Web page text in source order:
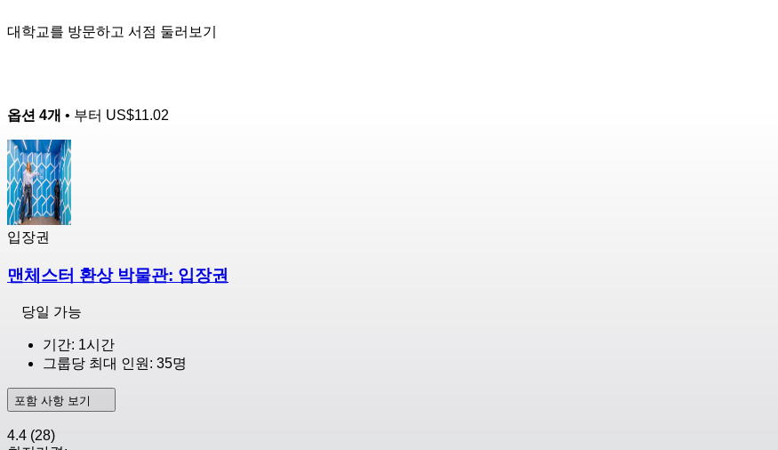
대학교를 방문하고 서점 둘러보기
옵션 4개 • 부터 US$11.02
입장권
맨체스터 환상 박물관: 입장권
당일 가능
기간: 1시간
그룹당 최대 인원: 35명
포함 사항 보기
4.4 (28)